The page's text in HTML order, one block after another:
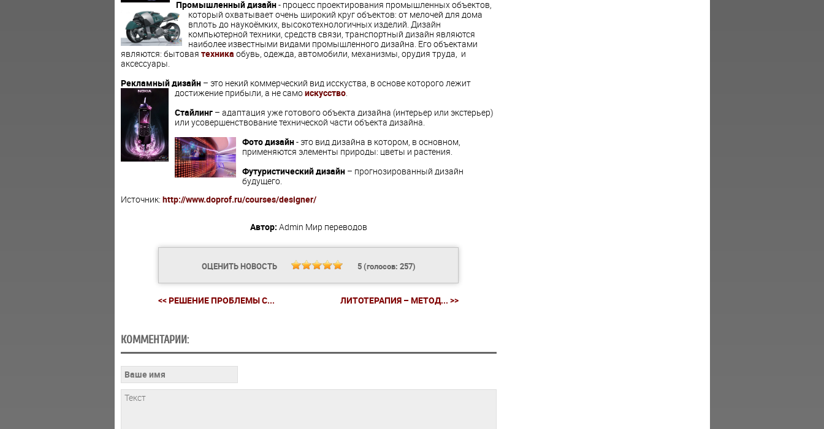
Промышленный дизайн- процесс проектирования промышленных объектов,
который охватывает очень широкий круг объектов: от мелочей для дома
вплоть до наукоёмких, высокотехнологичных изделий. Дизайн
компьютерной техники, средств связи, транспортный дизайн являются
наиболее известными видами промышленного дизайна. Его объектами
являются: бытовая техника обувь, одежда, автомобили, механизмы, орудия труда, и
аксессуары.
Рекламный дизайн– это некий коммерческий вид исскуства, в основе которого лежит
достижение прибыли, а не самоискусство.
Стайлинг– адаптация уже готового объекта дизайна (интерьер или экстерьер)
или усовершенствование технической части объекта дизайна.
Фото дизайн- это вид дизайна в котором, в основном,
применяются элементы природы: цветы и растения.
Футуристический дизайн– прогнозированный дизайн
будущего.
Источник: http://www.doprof.ru/courses/designer/
Автор: Admin Мир переводов
ОЦЕНИТЬ НОВОСТЬ 5(голосов: 257)
<< РЕШЕНИЕ ПРОБЛЕМЫ С... ЛИТОТЕРАПИЯ – МЕТОД... >>
КОММЕНТАРИИ: